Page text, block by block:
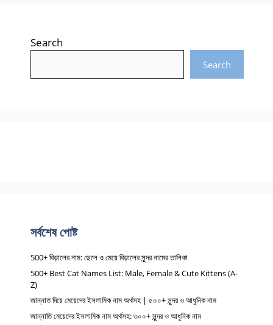
Search
Search
সর্বশেষ পোষ্ট
500+ বিড়ালের নাম: ছেলে ও মেয়ে বিড়ালের সুন্দর নামের তালিকা
500+ Best Cat Names List: Male, Female & Cute Kittens (A-
Z)
জান্নাত দিয়ে মেয়েদের ইসলামিক নাম অর্থসহ | ৫০০+ সুন্দর ও আধুনিক নাম
জান্নাতি মেয়েদের ইসলামিক নাম অর্থসহ: ৩০০+ সুন্দর ও আধুনিক নাম